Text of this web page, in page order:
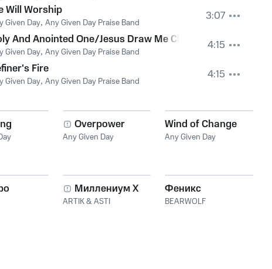
Will Worship
Given Day, Any Given Day Praise Band
3:07
And Anointed One/Jesus Draw Me Close
Given Day, Any Given Day Praise Band
4:15
Fire
Given Day, Any Given Day Praise Band 4:15
Overpower
Any Given Day
Wind of Change
Any Given Day
Миллениум X
ARTIK & ASTI
Феникс
BEARWOLF